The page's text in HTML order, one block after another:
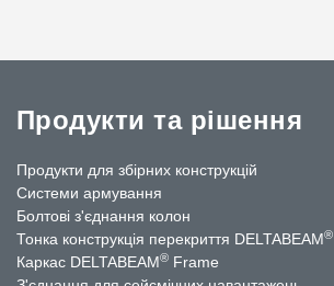
Продукти та рішення
Продукти для збірних конструкцій
Системи армування
Болтові з'єднання колон
Тонка конструкція перекриття DELTABEAM®
Каркас DELTABEAM® Frame